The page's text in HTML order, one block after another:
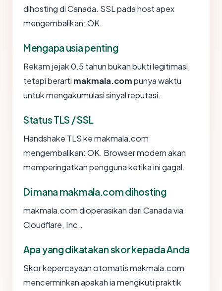
dihosting di Canada. SSL pada host apex
mengembalikan: OK.
Mengapa usia penting
Rekam jejak 0.5 tahun bukan bukti legitimasi,
tetapi berarti makmala.compunya waktu
untuk mengakumulasi sinyal reputasi.
Status TLS / SSL
Handshake TLS ke makmala.com
mengembalikan: OK. Browser modern akan
memperingatkan pengguna ketika ini gagal.
Di mana makmala.com dihosting
makmala.com dioperasikan dari Canada via
Cloudflare, Inc..
Apa yang dikatakan skor kepada Anda
Skor kepercayaan otomatis makmala.com
mencerminkan apakah ia mengikuti praktik